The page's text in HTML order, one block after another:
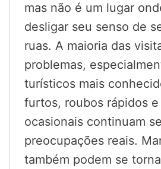
mas não é um lugar
desligar seu senso de
ruas. A maioria das
problemas,
turísticos mais
furtos, roubos rápidos e
ocasionais continuam
preocupações reais.
também podem se